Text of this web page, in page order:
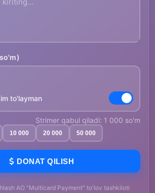
to'layman
Strimer qabul qiladi: 1 000 so'm
10 000 20 000 50 000
DONAT QILISH
AO "Multicard Payment" to'lov tashkiloti